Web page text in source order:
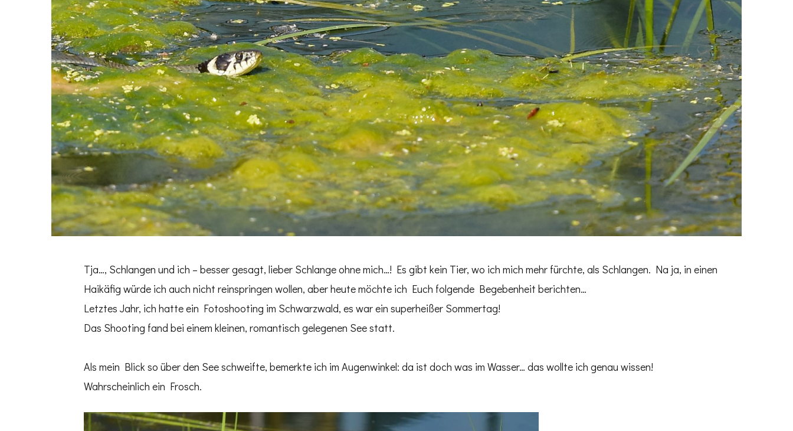
Tja…, Schlangen und ich – besser gesagt, lieber Schlange ohne mich…! Es gibt kein Tier, wo ich mich mehr fürchte, als Schlangen. Na ja, in einen
Haikäfig würde ich auch nicht reinspringen wollen, aber heute möchte ich Euch folgende Begebenheit berichten…
Letztes Jahr, ich hatte ein Fotoshooting im Schwarzwald, es war ein superheißer Sommertag!
Das Shooting fand bei einem kleinen, romantisch gelegenen See statt.
Als mein Blick so über den See schweifte, bemerkte ich im Augenwinkel: da ist doch was im Wasser… das wollte ich genau wissen!
Wahrscheinlich ein Frosch.